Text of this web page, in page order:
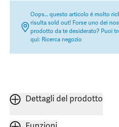
Oops… questo articolo é molto
risulta sold out! Forse uno dei
prodotto da te desiderato? Puoi
qui: Ricerca negozio
Dettagli del prodotto